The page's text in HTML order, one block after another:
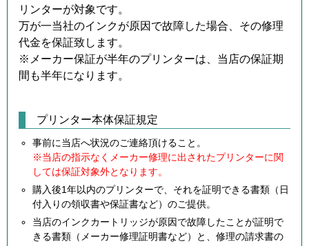
リンターが対象です。
万が一当社のインクが原因で故障した場合、その修理
代金を保証致します。
※メーカー保証が半年のプリンターは、当店の保証期
間も半年になります。
プリンター本体保証規定
事前に当店へ状況のご連絡頂けること。
※当店の指示なくメーカー修理に出されたプリンターに関
しては保証対象外となります。
購入後1年以内のプリンターで、それを証明できる書類（日
付入りの領収書や保証書など）のご提供。
当店のインクカートリッジが原因で故障したことが証明で
きる書類（メーカー修理証明書など）と、修理の請求書の